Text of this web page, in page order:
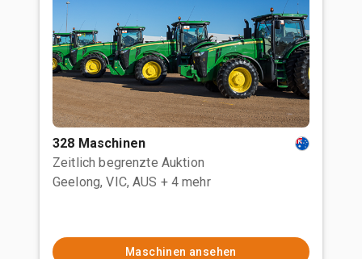
328 Maschinen
Zeitlich begrenzte Auktion
Geelong, VIC, AUS + 4 mehr
Maschinen ansehen